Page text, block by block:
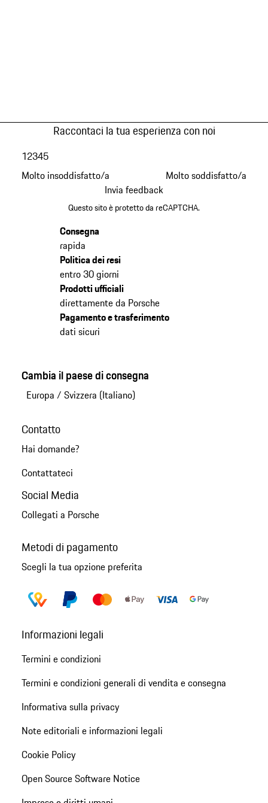
Raccontaci la tua esperienza con noi
Molto insoddisfatto/a
12345
Molto soddisfatto/a
Invia feedback
Questo sito è protetto da reCAPTCHA.
Consegna
rapida
Politica dei resi
entro 30 giorni
Prodotti ufficiali
direttamente da Porsche
Pagamento e trasferimento
dati sicuri
Cambia il paese di consegna
Europa / Svizzera (Italiano)
Contatto
Hai domande?
Contattateci
Social Media
Collegati a Porsche
Metodi di pagamento
Scegli la tua opzione preferita
Informazioni legali
Termini e condizioni
Termini e condizioni generali di vendita e consegna
Informativa sulla privacy
Note editoriali e informazioni legali
Cookie Policy
Open Source Software Notice